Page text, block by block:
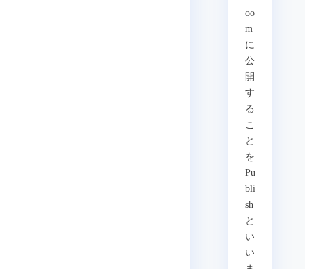
oo
m
に
公
開
す
る
こ
と
を
Pu
bli
sh
と
い
い